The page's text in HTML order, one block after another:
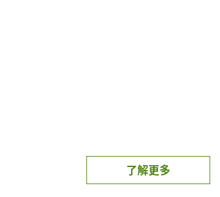
，每月總回饋上限300萬點)，不限集團
LINE錢包 / LINE Pay App「好康地圖-
了解更多